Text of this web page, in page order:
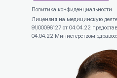
Политика конфиденциальности
Лицензия на медицинскую
91/00096127 от 04.04.22
04.04.22 Министерством